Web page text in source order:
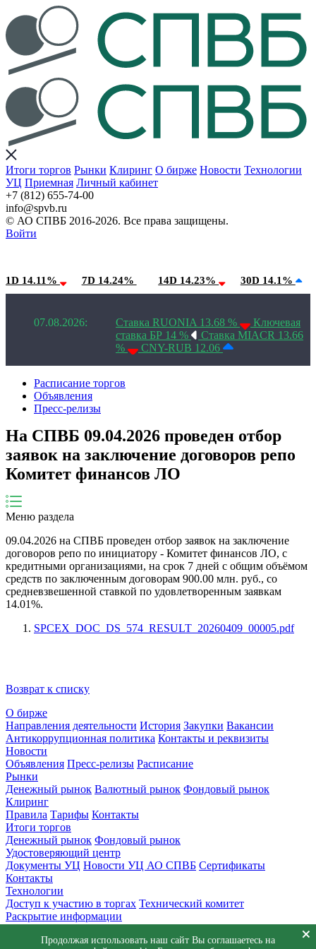
Итоги торгов Рынки Клиринг О бирже Новости Технологии
УЦ Приемная Личный кабинет
+7 (812) 655-74-00
info@spvb.ru
© АО СПВБ 2016-2026. Все права защищены.
Войти
1D 14.11% 7D 14.24% 14D 14.23% 30D 14.1%
07.08.2026: Ставка RUONIA 13.68 %
Ключевая
ставка БР 14 %
Ставка MIACR 13.66
%
CNY-RUB 12.06
Расписание торгов
Объявления
Пресс-релизы
На СПВБ 09.04.2026 проведен отбор
заявок на заключение договоров репо
Комитет финансов ЛО
Меню раздела
09.04.2026 на СПВБ проведен отбор заявок на заключение
договоров репо по инициатору - Комитет финансов ЛО, с
кредитными организациями, на срок 7 дней с общим объёмом
средств по заключенным договорам 900.00 млн. руб., со
средневзвешенной ставкой по удовлетворенным заявкам
14.01%.
SPCEX_DOC_DS_574_RESULT_20260409_00005.pdf
Возврат к списку
О бирже
Направления деятельности История Закупки Вакансии
Антикоррупционная политика Контакты и реквизиты
Новости
Объявления Пресс-релизы Расписание
Рынки
Денежный рынок Валютный рынок Фондовый рынок
Клиринг
Правила Тарифы Контакты
Итоги торгов
Денежный рынок Фондовый рынок
Удостоверяющий центр
Документы УЦ Новости УЦ АО СПВБ Сертификаты
Контакты
Технологии
Доступ к участию в торгах Технический комитет
Раскрытие информации
Обращения Заявка в техническую поддержку
Продолжая использовать наш сайт Вы соглашаетесь на